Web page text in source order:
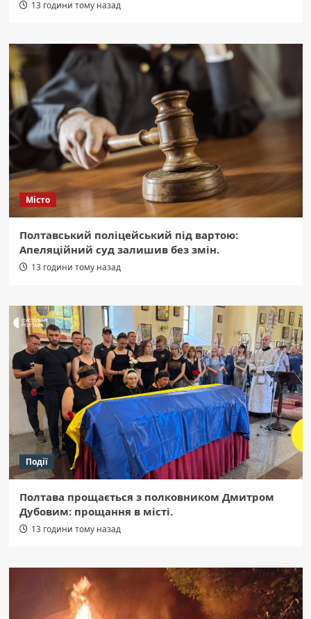
13 години тому назад
Місто
Полтавський поліцейський під вартою:
Апеляційний суд залишив без змін.
13 години тому назад
Події
Полтава прощається з полковником Дмитром
Дубовим: прощання в місті.
13 години тому назад